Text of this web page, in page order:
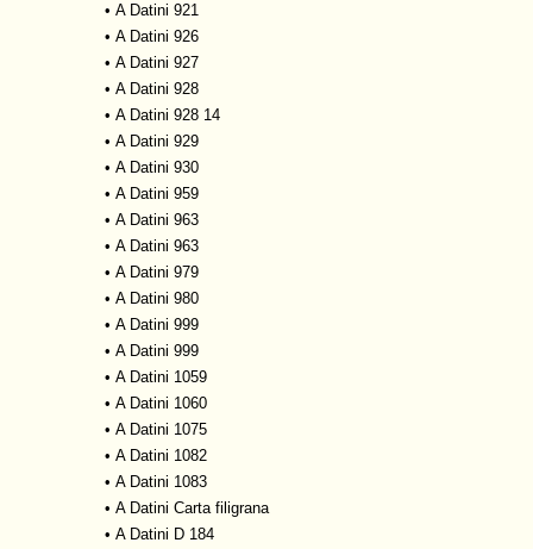
• A Datini 921
• A Datini 926
• A Datini 927
• A Datini 928
• A Datini 928 14
• A Datini 929
• A Datini 930
• A Datini 959
• A Datini 963
• A Datini 963
• A Datini 979
• A Datini 980
• A Datini 999
• A Datini 999
• A Datini 1059
• A Datini 1060
• A Datini 1075
• A Datini 1082
• A Datini 1083
• A Datini Carta filigrana
• A Datini D 184